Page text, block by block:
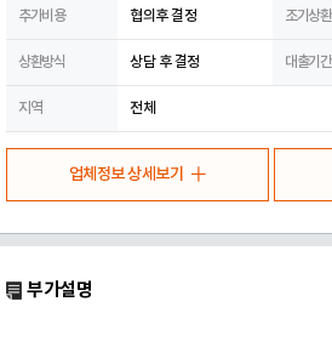
추가비용 협의후 결정 조기상환
상환방식 상담 후 결정 대출기간
지역 전체
업체정보 상세보기
부가설명